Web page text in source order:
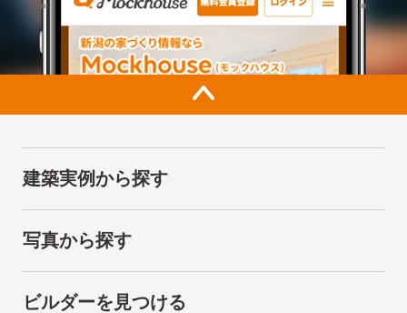
建築実例から探す
写真から探す
ビルダーを見つける